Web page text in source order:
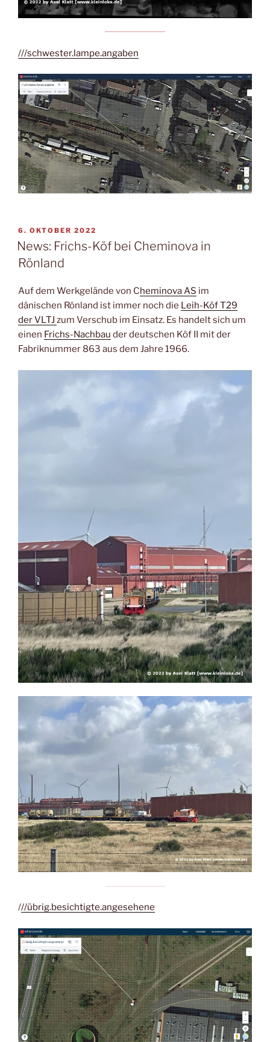
///schwester.lampe.angaben
VERÖFFENTLICHT
AM
6. OKTOBER 2022
News: Frichs-Köf bei Cheminova in
Rönland
Auf dem Werkgelände von Cheminova AS im
dänischen Rönland ist immer noch die Leih-Köf T29
der VLTJ zum Verschub im Einsatz. Es handelt sich um
einen Frichs-Nachbau der deutschen Köf II mit der
Fabriknummer 863 aus dem Jahre 1966.
///übrig.besichtigte.angesehene